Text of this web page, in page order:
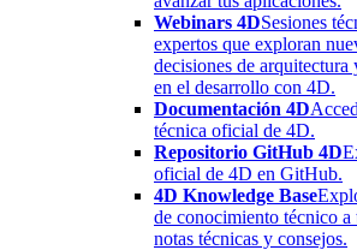
Webinars 4DSesiones
expertos que exploran
decisiones de arquitectura
en el desarrollo con 4D.
Documentación 4D
técnica oficial de 4D.
Repositorio GitHub 4D
oficial de 4D en GitHub.
4D Knowledge Base
de conocimiento técnico a
notas técnicas y consejos.